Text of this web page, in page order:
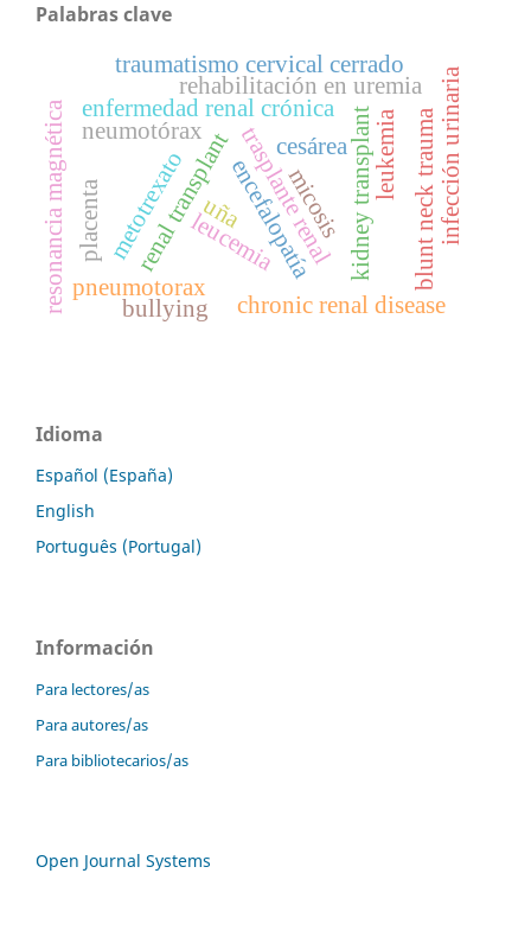
Palabras clave
trasplante renal
enfermedad renal crónica
rehabilitación en uremia
kidney transplant
renal transplant
chronic renal disease
traumatismo cervical cerrado
neumotórax blunt neck trauma
pneumotorax
encefalopatía
metotrexatoleucemia
resonancia magnética leukemia infección urinaria
micosis
uña
placenta
cesárea
bullying
Idioma
Español (España)
English
Português (Portugal)
Información
Para lectores/as
Para autores/as
Para bibliotecarios/as
Open Journal Systems